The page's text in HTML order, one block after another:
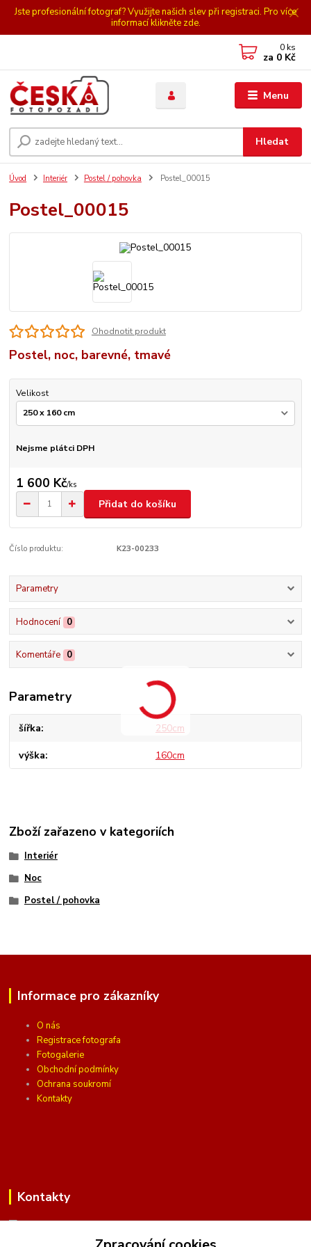
Jste profesionální fotograf? Využijte našich slev při registraci. Pro více
informací klikněte zde.
Menu
Hledat
0 ks
za 0 Kč
Úvod Interiér Postel / pohovka Postel_00015
Postel_00015
Ohodnotit produkt
Postel, noc, barevné, tmavé
Velikost
Nejsme plátci DPH
1 600 Kč/ks
Přidat do košíku
Číslo produktu: K23-00233
Parametry
Hodnocení 0
Komentáře 0
Parametry
šířka 250cm
výška 160cm
Zboží zařazeno v kategoriích
Interiér
Noc
Postel / pohovka
Informace pro zákazníky
O nás
Registrace fotografa
Fotogalerie
Obchodní podmínky
Ochrana soukromí
Kontakty
Kontakty
(Po-Pá, 10 - 16 hod.)